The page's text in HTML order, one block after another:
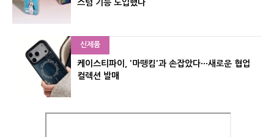
스텀 기능 도입했다
신제품
케이스티파이, '마뗑킴'과 손잡았다···새로운 협업
컬렉션 발매